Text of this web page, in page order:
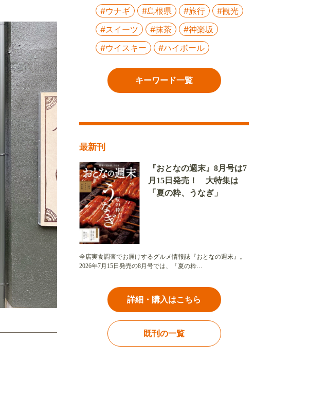
#ウナギ
#島根県 #旅行
#観光
#スイーツ
#抹茶
#神楽坂
#ウイスキー
#ハイボール
キーワード一覧
最新刊
『おとなの週末』8月号は7
月15日発売！ 大特集は
「夏の粋、うなぎ」
全店実食調査でお届けするグルメ情報誌『おとなの週末』。
2026年7月15日発売の8月号では、「夏の粋…
詳細・購入はこちら
既刊の一覧